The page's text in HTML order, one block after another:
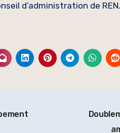
d’administration de REN.